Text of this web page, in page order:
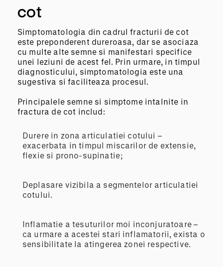
cot
Simptomatologia din cadrul fracturii de cot
este preponderent dureroasa, dar se asociaza
cu multe alte semne si manifestari specifice
unei leziuni de acest fel. Prin urmare, in timpul
diagnosticului, simptomatologia este una
sugestiva si faciliteaza procesul.
Principalele semne si simptome intalnite in
fractura de cot includ:
Durere in zona articulatiei cotului –
exacerbata in timpul miscarilor de extensie,
flexie si prono-supinatie;
Deplasare vizibila a segmentelor articulatiei
cotului.
Inflamatie a tesuturilor moi inconjuratoare –
ca urmare a acestei stari inflamatorii, exista o
sensibilitate la atingerea zonei respective.